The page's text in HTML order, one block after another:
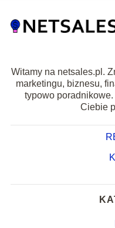
Witamy na netsales.pl.
marketingu, biznesu,
typowo
Ciebie